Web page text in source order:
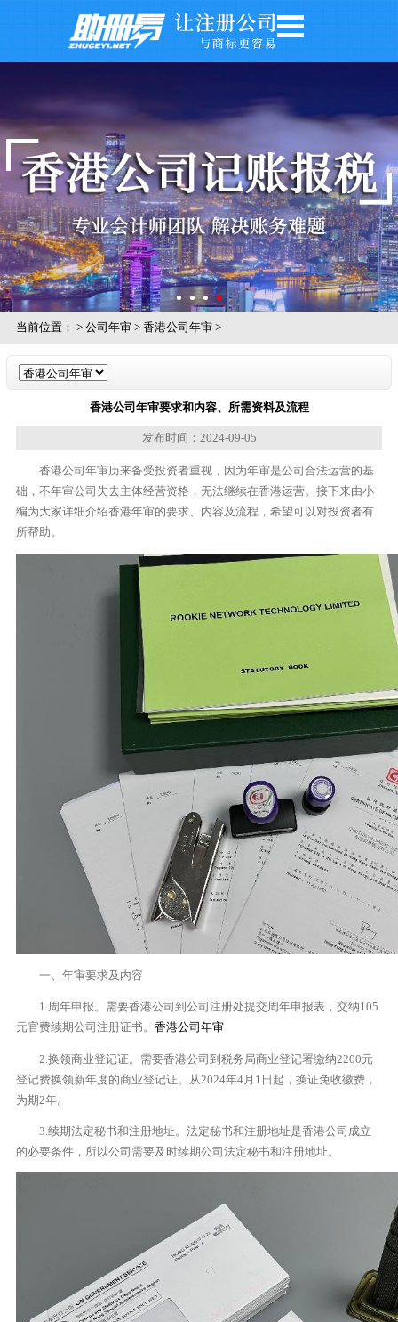
网站首页
记账报税
关于我们
公司风采
当前位置： > 公司年审> 香港公司年审>
香港公司年审要求和内容、所需资料及流程
发布时间：2024-09-05
香港公司年审历来备受投资者重视，因为年审是公司合法运营的基
础，不年审公司失去主体经营资格，无法继续在香港运营。接下来由小
编为大家详细介绍香港年审的要求、内容及流程，希望可以对投资者有
所帮助。
一、年审要求及内容
1.周年申报。需要香港公司到公司注册处提交周年申报表，交纳105
元官费续期公司注册证书。 香港公司年审
2.换领商业登记证。需要香港公司到税务局商业登记署缴纳2200元
登记费换领新年度的商业登记证。从2024年4月1日起，换证免收徽费，
为期2年。
3.续期法定秘书和注册地址。法定秘书和注册地址是香港公司成立
的必要条件，所以公司需要及时续期公司法定秘书和注册地址。